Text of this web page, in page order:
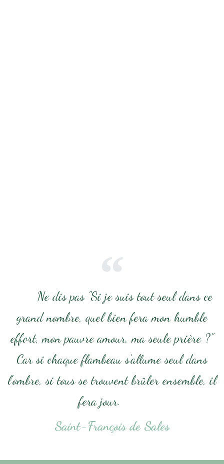
Ne dis pas "Si je suis tout seul dans ce
grand nombre, quel bien fera mon humble
effort, mon pauvre amour, ma seule prière ?"
Car si chaque flambeau s’allume seul dans
l’ombre, si tous se trouvent brûler ensemble, il
fera jour.
Saint-François de Sales